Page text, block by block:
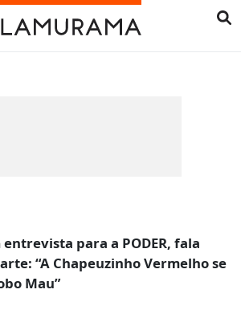
para a PODER, fala
“A Chapeuzinho Vermelho se
Mau”